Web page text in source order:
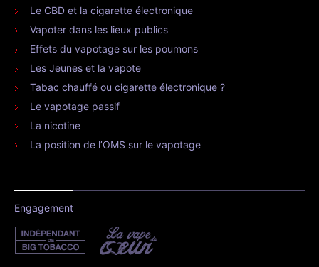
Le CBD et la cigarette électronique
Vapoter dans les lieux publics
Effets du vapotage sur les poumons
Les Jeunes et la vapote
Tabac chauffé ou cigarette électronique ?
Le vapotage passif
La nicotine
La position de l’OMS sur le vapotage
Engagement